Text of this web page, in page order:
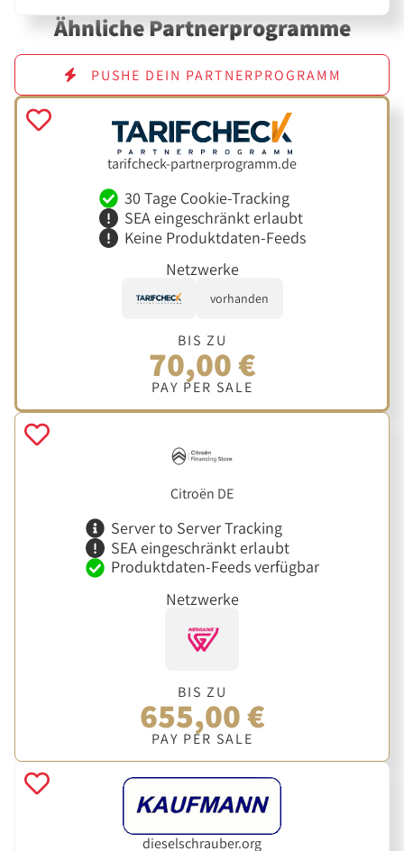
Ähnliche Partnerprogramme
PUSHE DEIN PARTNERPROGRAMM
tarifcheck-partnerprogramm.de
30 Tage Cookie-Tracking
SEA eingeschränkt erlaubt
Keine Produktdaten-Feeds
Netzwerke
vorhanden
BIS ZU
70,00 €
PAY PER SALE
Citroën DE
Server to Server Tracking
SEA eingeschränkt erlaubt
Produktdaten-Feeds verfügbar
Netzwerke
BIS ZU
655,00 €
PAY PER SALE
dieselschrauber.org